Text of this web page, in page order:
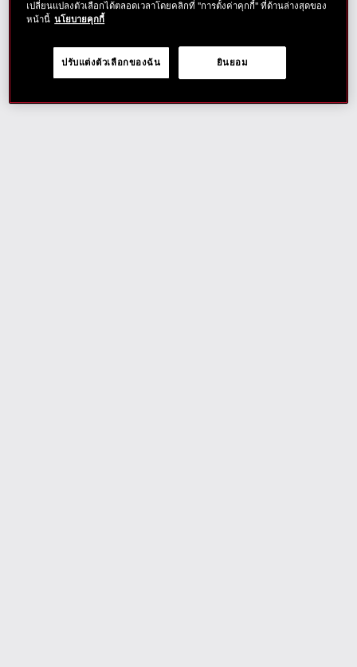
เปลี่ยนแปลงตัวเลือกได้ตลอดเวลาโดยคลิกที่ "การตั้งค่าคุกกี้" ที่ด้านล่างสุดของ
หน้านี้ นโยบายคุกกี้
ยินยอม
ปรับแต่งตัวเลือกของฉัน